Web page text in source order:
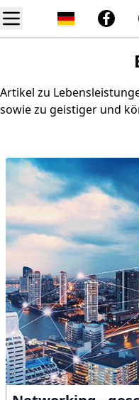
Artikel zu
sowie zu geistiger und